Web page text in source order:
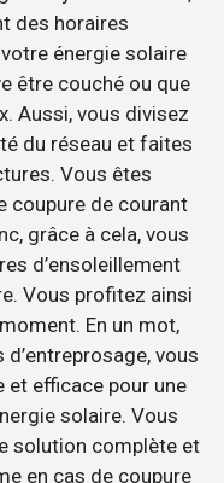
des horaires
énergie solaire
être couché ou que
Aussi, vous divisez
du réseau et faites
Vous êtes
coupure de courant
grâce à cela, vous
d’ensoleillement
Vous profitez ainsi
En un mot,
vous
et efficace pour une
solaire. Vous
solution complète et
en cas de coupure